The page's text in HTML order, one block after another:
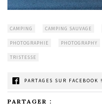
CAMPING CAMPING SAUVAGE
PHOTOGRAPHIE PHOTOGRAPHY
TRISTESSE
PARTAGES SUR FACEBOOK !
PARTAGER :